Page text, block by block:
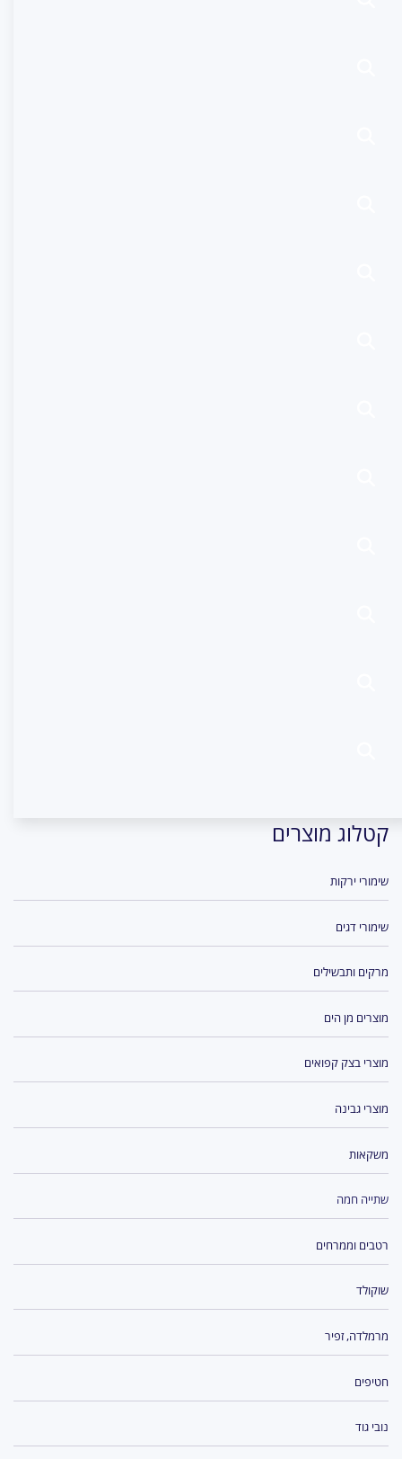
קטלוג מוצרים
שימורי ירקות
שימורי דגים
מרקים ותבשילים
מוצרים מן הים
מוצרי בצק קפואים
מוצרי גבינה
משקאות
שתייה חמה
רטבים וממרחים
שוקולד
מרמלדה, זפיר
חטיפים
נובי גוד